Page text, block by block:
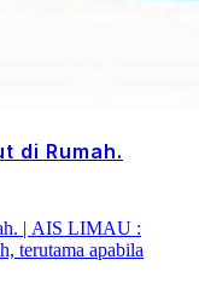
di Rumah.
| AIS LIMAU :
terutama apabila